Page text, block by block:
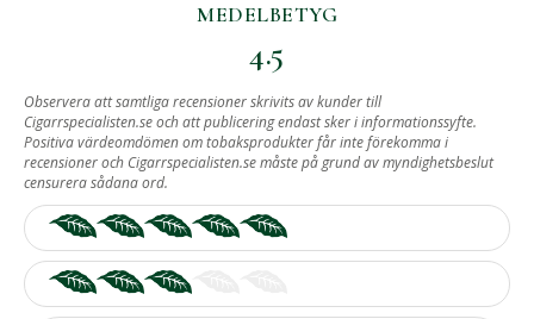
MEDELBETYG
4.5
BASERAT PÅ
8
Observera att samtliga recensioner skrivits av kunder till
Cigarrspecialisten.se och att publicering endast sker i informationssyfte.
Positiva värdeomdömen om tobaksprodukter får inte förekomma i
recensioner och Cigarrspecialisten.se måste på grund av myndighetsbeslut
censurera sådana ord.